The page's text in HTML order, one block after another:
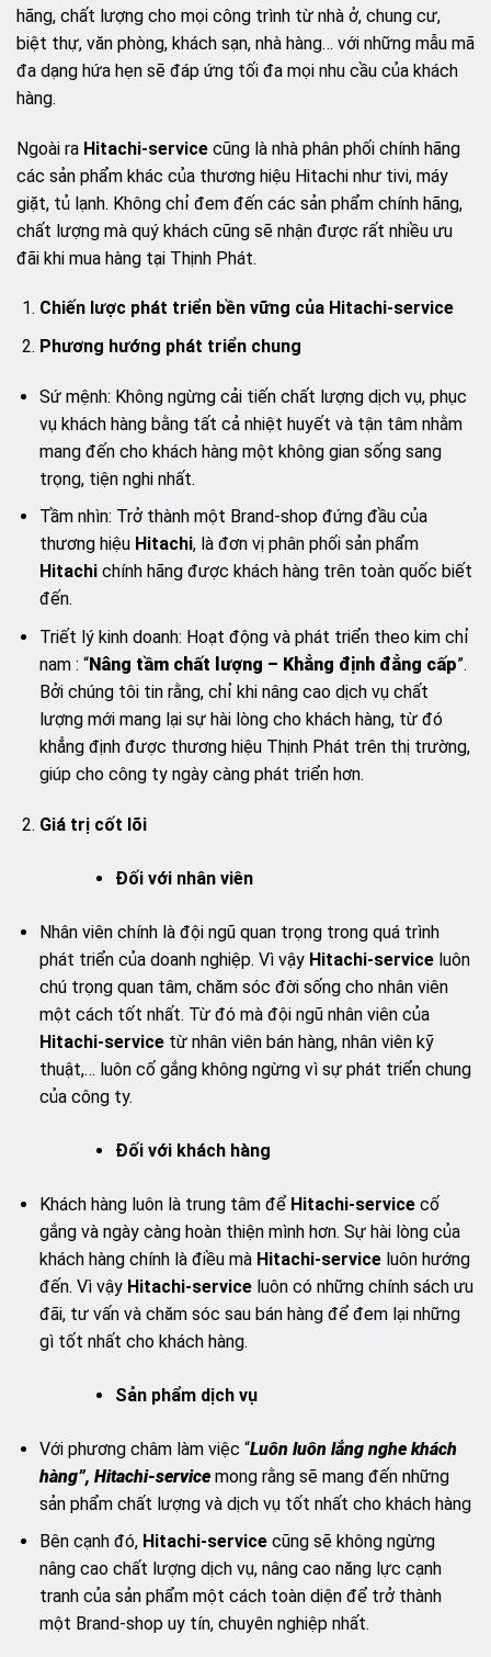
hãng, chất lượng cho mọi công trình từ nhà ở, chung cư,
biệt thự, văn phòng, khách sạn, nhà hàng… với những mẫu mã
đa dạng hứa hẹn sẽ đáp ứng tối đa mọi nhu cầu của khách
hàng.
Ngoài ra Hitachi-service cũng là nhà phân phối chính hãng
các sản phẩm khác của thương hiệu Hitachi như tivi, máy
giặt, tủ lạnh. Không chỉ đem đến các sản phẩm chính hãng,
chất lượng mà quý khách cũng sẽ nhận được rất nhiều ưu
đãi khi mua hàng tại Thịnh Phát.
Chiến lược phát triển bền vững của Hitachi-service
Phương hướng phát triển chung
Sứ mệnh: Không ngừng cải tiến chất lượng dịch vụ, phục
vụ khách hàng bằng tất cả nhiệt huyết và tận tâm nhằm
mang đến cho khách hàng một không gian sống sang
trọng, tiện nghi nhất.
Tầm nhìn: Trở thành một Brand-shop đứng đầu của
thương hiệu Hitachi, là đơn vị phân phối sản phẩm
Hitachichính hãng được khách hàng trên toàn quốc biết
đến.
Triết lý kinh doanh: Hoạt động và phát triển theo kim chỉ
nam : “Nâng tầm chất lượng – Khẳng định đẳng cấp”.
Bởi chúng tôi tin rằng, chỉ khi nâng cao dịch vụ chất
lượng mới mang lại sự hài lòng cho khách hàng, từ đó
khẳng định được thương hiệu Thịnh Phát trên thị trường,
giúp cho công ty ngày càng phát triển hơn.
Giá trị cốt lõi
Đối với nhân viên
Nhân viên chính là đội ngũ quan trọng trong quá trình
phát triển của doanh nghiệp. Vì vậy Hitachi-service luôn
chú trọng quan tâm, chăm sóc đời sống cho nhân viên
một cách tốt nhất. Từ đó mà đội ngũ nhân viên của
Hitachi-servicetừ nhân viên bán hàng, nhân viên kỹ
thuật,… luôn cố gắng không ngừng vì sự phát triển chung
của công ty.
Đối với khách hàng
Khách hàng luôn là trung tâm để Hitachi-servicecố
gắng và ngày càng hoàn thiện mình hơn. Sự hài lòng của
khách hàng chính là điều mà Hitachi-serviceluôn hướng
đến. Vì vậy Hitachi-service luôn có những chính sách ưu
đãi, tư vấn và chăm sóc sau bán hàng để đem lại những
gì tốt nhất cho khách hàng.
Sản phẩm dịch vụ
Với phương châm làm việc “Luôn luôn lắng nghe khách
hàng”, Hitachi-service mong rằng sẽ mang đến những
sản phẩm chất lượng và dịch vụ tốt nhất cho khách hàng
Bên cạnh đó, Hitachi-service cũng sẽ không ngừng
nâng cao chất lượng dịch vụ, nâng cao năng lực cạnh
tranh của sản phẩm một cách toàn diện để trở thành
một Brand-shop uy tín, chuyên nghiệp nhất.